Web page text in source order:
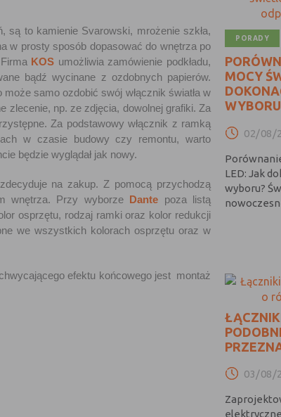
są to kamienie Svarowski, mrożenie szkła,
w prosty sposób dopasować do wnętrza po
KOS umożliwia zamówienie podkładu,
bądź wycinane z ozdobnych papierów.
samo ozdobić swój włącznik światła w
zlecenie, np. ze zdjęcia, dowolnej grafiki. Za
Za podstawowy włącznik z ramką
w czasie budowy czy remontu, warto
będzie wyglądał jak nowy.
na zakup. Z pomocą przychodzą
wnętrza. Przy wyborze Dante poza listą
osprzętu, rodzaj ramki oraz kolor redukcji
we wszystkich kolorach osprzętu oraz w
efektu końcowego jest montaż
PORADY
MOCY
02/08/
LED: Jak
wyboru?
03/08/